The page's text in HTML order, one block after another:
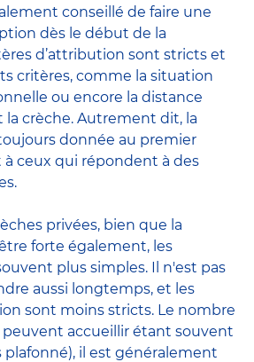
conseillé de faire une
dès le début de la
d’attribution sont stricts et
critères, comme la situation
ou encore la distance
la crèche. Autrement dit, la
donnée au premier
à ceux qui répondent à des
privées, bien que la
forte également, les
plus simples. Il n'est pas
aussi longtemps, et les
sont moins stricts. Le nombre
peuvent accueillir étant souvent
plafonné), il est généralement